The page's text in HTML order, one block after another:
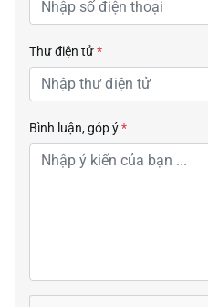
Thư điện tử*
Bình luận, góp ý*